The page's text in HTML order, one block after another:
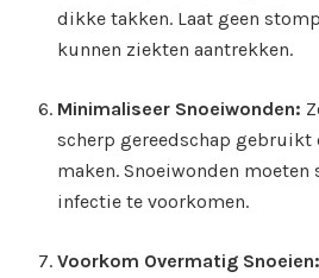
dikke takken. Laat geen
kunnen ziekten aantrekken.
Minimaliseer Snoeiwonden:
scherp gereedschap gebruikt
maken. Snoeiwonden moeten
infectie te voorkomen.
Voorkom Overmatig Snoeien: